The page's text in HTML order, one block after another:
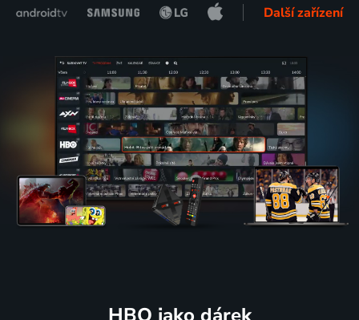
Další zařízení